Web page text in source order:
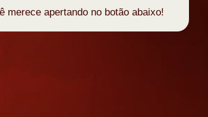
merece apertando no botão abaixo!